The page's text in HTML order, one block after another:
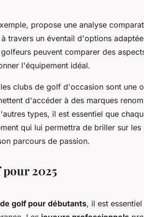
propose une analyse
travers un éventail d'options
peuvent comparer des
l'équipement idéal.
clubs de golf d'occasion sont une
d'accéder à des marques
types, il est essentiel que
qui lui permettra de briller sur les
parcours de passion.
pour 2025
golf pour débutants, il est